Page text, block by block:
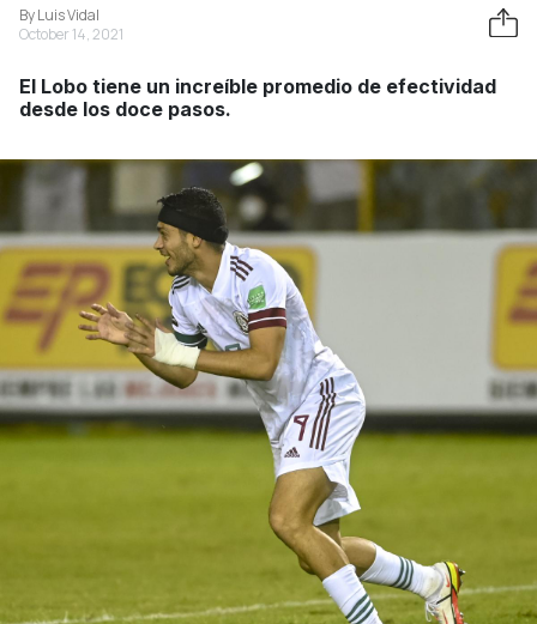
By Luis Vidal
October 14, 2021
El Lobo tiene un increíble promedio de efectividad
desde los doce pasos.